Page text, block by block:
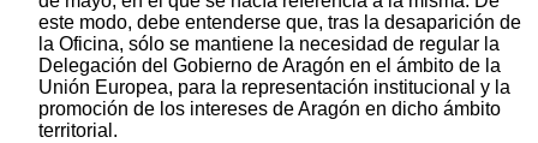
este modo, debe entenderse que, tras la desaparición de
la Oficina, sólo se mantiene la necesidad de regular la
Delegación del Gobierno de Aragón en el ámbito de la
Unión Europea, para la representación institucional y la
promoción de los intereses de Aragón en dicho ámbito
territorial.